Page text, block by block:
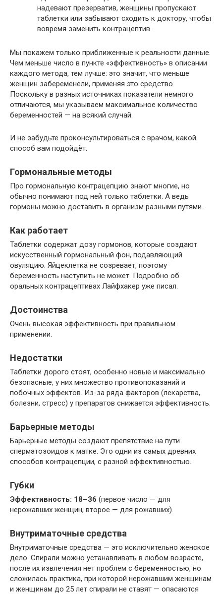
надевают презерватив, женщины пропускают
таблетки или забывают сходить к доктору, чтобы
вовремя заменить контрацептив.
Мы покажем только приближенные к реальности данные.
Чем меньше число в пункте «эффективность» в описании
каждого метода, тем лучше: это значит, что меньше
женщин забеременели, применяя это средство.
Поскольку в разных источниках показатели немного
отличаются, мы указываем максимальное количество
беременностей — на всякий случай.
И не забудьте проконсультироваться с врачом, какой
способ вам подойдёт.
Гормональные методы
Про гормональную контрацепцию знают многие, но
обычно понимают под ней только таблетки. А ведь
гормоны можно доставить в организм разными путями.
Как работает
Таблетки содержат дозу гормонов, которые создают
искусственный гормональный фон, подавляющий
овуляцию. Яйцеклетка не созревает, поэтому
беременность наступить не может. Подробно об
оральных контрацептивах Лайфхакер уже писал.
Достоинства
Очень высокая эффективность при правильном
применении.
Недостатки
Таблетки дорого стоят, особенно новые и максимально
безопасные, у них множество противопоказаний и
побочных эффектов. Из-за ряда факторов (лекарства,
болезни, стресс) у препаратов снижается эффективность.
Барьерные методы
Барьерные методы создают препятствие на пути
сперматозоидов к матке. Это одни из самых древних
способов контрацепции, с разной эффективностью.
Губки
Эффективность: 18–36 (первое число — для
нерожавших женщин, второе — для рожавших).
Внутриматочные средства
Внутриматочные средства — это исключительно женское
дело. Спирали можно устанавливать в любом возрасте,
после их извлечения нет проблем с беременностью, но
сложилась практика, при которой нерожавшим женщинам
и женщинам до 25 лет спирали не ставят — опасаются